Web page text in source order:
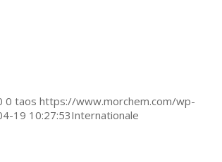
0 taos https://www.morchem.com/wp-
19 10:27:53Internationale